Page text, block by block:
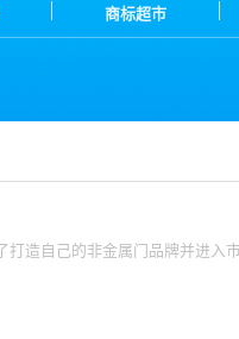
商标超市